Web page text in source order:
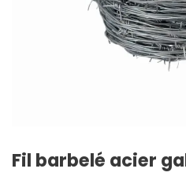
Fil barbelé acier